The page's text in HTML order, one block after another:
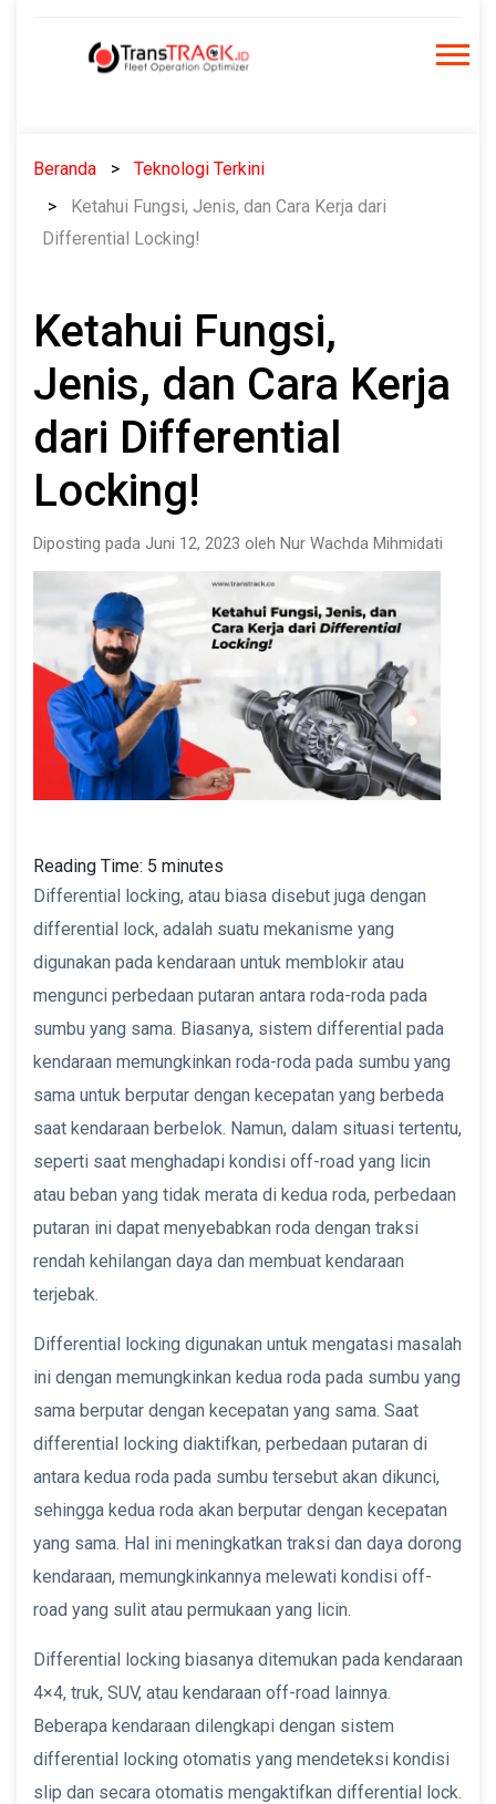
Beranda
Teknologi Terkini
Ketahui Fungsi, Jenis, dan Cara Kerja dari
Differential Locking!
Ketahui Fungsi,
Jenis, dan Cara Kerja
dari Differential
Locking!
Diposting pada Juni 12, 2023 oleh Nur Wachda Mihmidati
Reading Time: 5 minutes
Differential locking, atau biasa disebut juga dengan
differential lock, adalah suatu mekanisme yang
digunakan pada kendaraan untuk memblokir atau
mengunci perbedaan putaran antara roda-roda pada
sumbu yang sama. Biasanya, sistem differential pada
kendaraan memungkinkan roda-roda pada sumbu yang
sama untuk berputar dengan kecepatan yang berbeda
saat kendaraan berbelok. Namun, dalam situasi tertentu,
seperti saat menghadapi kondisi off-road yang licin
atau beban yang tidak merata di kedua roda, perbedaan
putaran ini dapat menyebabkan roda dengan traksi
rendah kehilangan daya dan membuat kendaraan
terjebak.
Differential locking digunakan untuk mengatasi masalah
ini dengan memungkinkan kedua roda pada sumbu yang
sama berputar dengan kecepatan yang sama. Saat
differential locking diaktifkan, perbedaan putaran di
antara kedua roda pada sumbu tersebut akan dikunci,
sehingga kedua roda akan berputar dengan kecepatan
yang sama. Hal ini meningkatkan traksi dan daya dorong
kendaraan, memungkinkannya melewati kondisi off-
road yang sulit atau permukaan yang licin.
Differential locking biasanya ditemukan pada kendaraan
4×4, truk, SUV, atau kendaraan off-road lainnya.
Beberapa kendaraan dilengkapi dengan sistem
differential locking otomatis yang mendeteksi kondisi
slip dan secara otomatis mengaktifkan differential lock.